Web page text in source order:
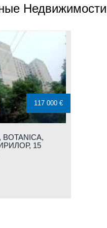
Недвижимости
BOTANICA,
15
117 000 €